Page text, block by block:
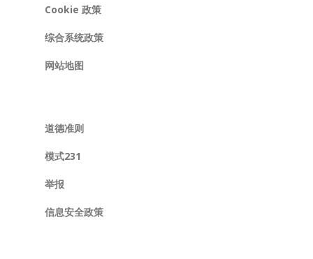
Cookie 政策
综合系统政策
网站地图
道德准则
模式231
举报
信息安全政策